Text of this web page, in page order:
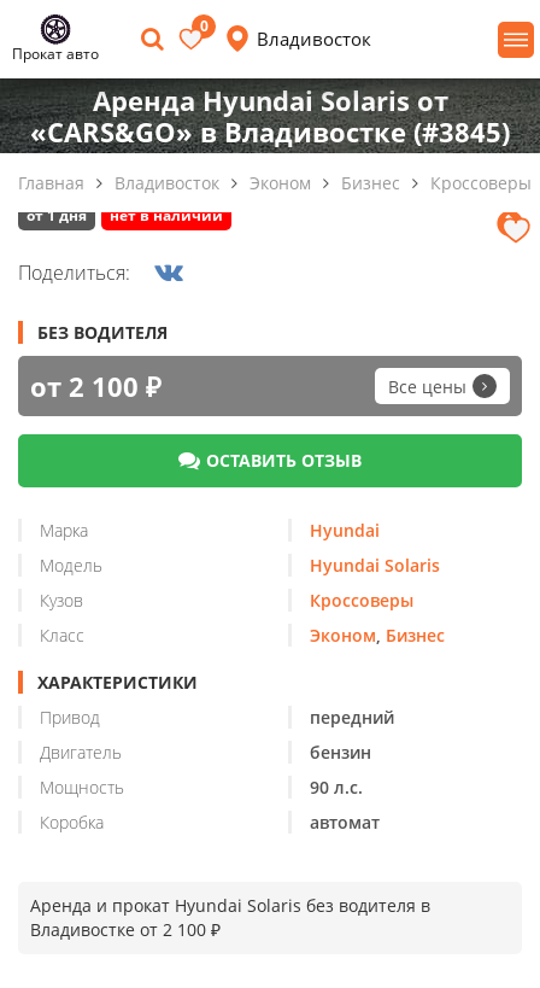
Прокат авто
0
Владивосток
Аренда Hyundai Solaris от
«CARS&GO» в Владивостке (#3845)
Главная Владивосток Эконом Бизнес Кроссоверы
от 1 дня нет в наличии
Поделиться:
БЕЗ ВОДИТЕЛЯ
от 2 100 ₽ Все цены
ОСТАВИТЬ ОТЗЫВ
Марка
Hyundai
Модель
Hyundai Solaris
Кузов
Кроссоверы
Класс
Эконом, Бизнес
ХАРАКТЕРИСТИКИ
Привод
передний
Двигатель
бензин
Мощность
90 л.с.
Коробка
автомат
Аренда и прокат Hyundai Solaris без водителя в
Владивостке от 2 100 ₽